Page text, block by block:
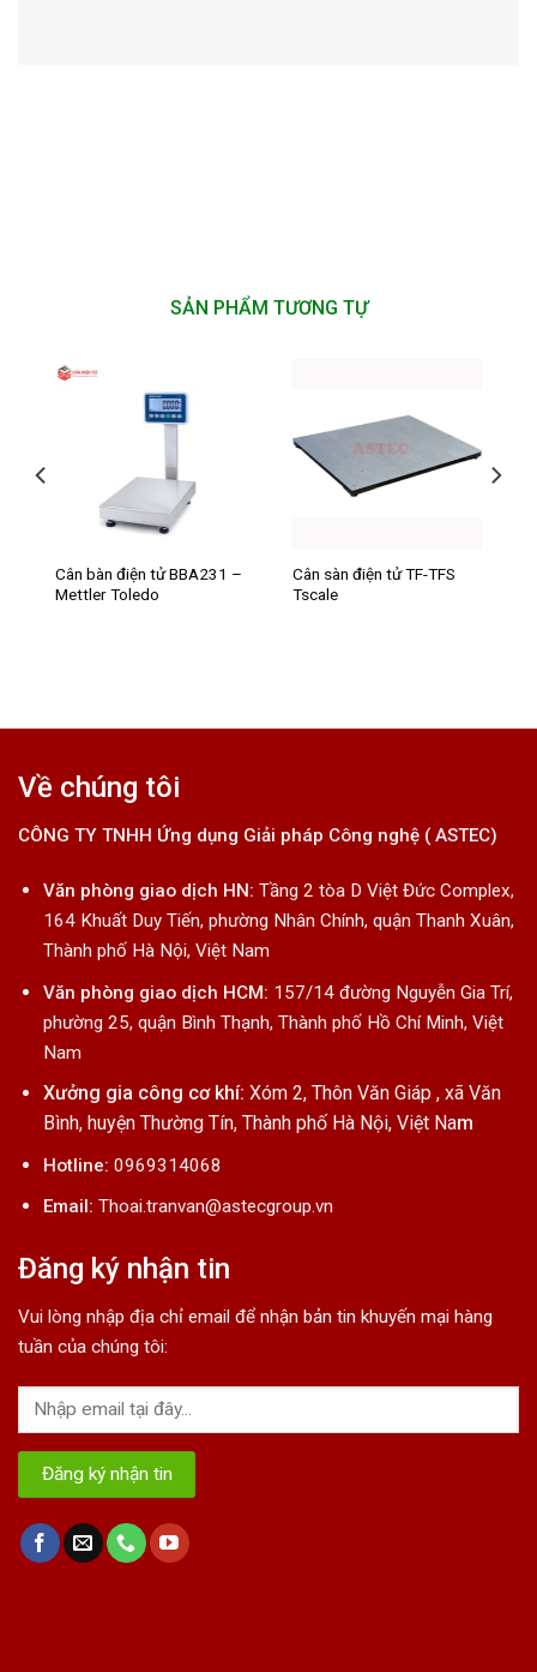
SẢN PHẨM TƯƠNG TỰ
Cân bàn điện tử BBA231 –
Mettler Toledo
Cân sàn điện tử TF-TFS
Tscale
Về chúng tôi
CÔNG TY TNHH Ứng dụng Giải pháp Công nghệ ( ASTEC)
Văn phòng giao dịch HN: Tầng 2 tòa D Việt Đức Complex,
164 Khuất Duy Tiến, phường Nhân Chính, quận Thanh Xuân,
Thành phố Hà Nội, Việt Nam
Văn phòng giao dịch HCM: 157/14 đường Nguyễn Gia Trí,
phường 25, quận Bình Thạnh, Thành phố Hồ Chí Minh, Việt
Nam
Xưởng gia công cơ khí: Xóm 2, Thôn Văn Giáp , xã Văn
Bình, huyện Thường Tín, Thành phố Hà Nội, Việt Nam
Hotline: 0969314068
Email: Thoai.tranvan@astecgroup.vn
Đăng ký nhận tin
Vui lòng nhập địa chỉ email để nhận bản tin khuyến mại hàng
tuần của chúng tôi: